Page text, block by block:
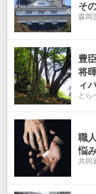
そ
森岡
豊
将
ィ
とら
職
悩
共同